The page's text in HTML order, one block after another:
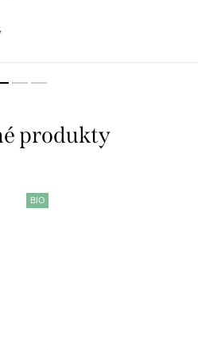
BIO